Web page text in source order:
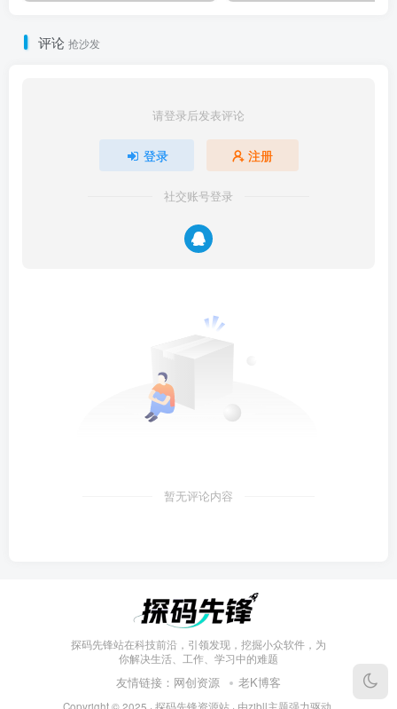
评论 抢沙发
请登录后发表评论
登录 注册
社交账号登录
暂无评论内容
探码先锋站在科技前沿，引领发现，挖掘小众软件，为
你解决生活、工作、学习中的难题
友情链接： 网创资源 老K博客